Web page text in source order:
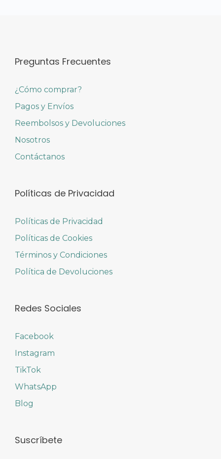
Preguntas Frecuentes
¿Cómo comprar?
Pagos y Envíos
Reembolsos y Devoluciones
Nosotros
Contáctanos
Políticas de Privacidad
Políticas de Privacidad
Políticas de Cookies
Términos y Condiciones
Política de Devoluciones
Redes Sociales
Facebook
Instagram
TikTok
WhatsApp
Blog
Suscríbete